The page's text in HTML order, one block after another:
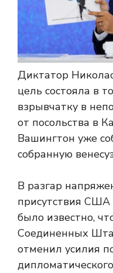
Диктатор
цель состояла в
взрывчатку в
от посольства в
Вашингтон уже
собранную
В разгар
присутствия США
было известно,
Соединенных
отменил усилия